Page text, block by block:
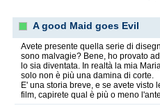
A good Maid goes Evil
Avete presente quella serie di
sono malvagie? Bene, ho provato
lo sia diventata. In realtà la mia
solo non è più una damina di corte.
E' una storia breve, e se avete visto
film, capirete qual è più o meno